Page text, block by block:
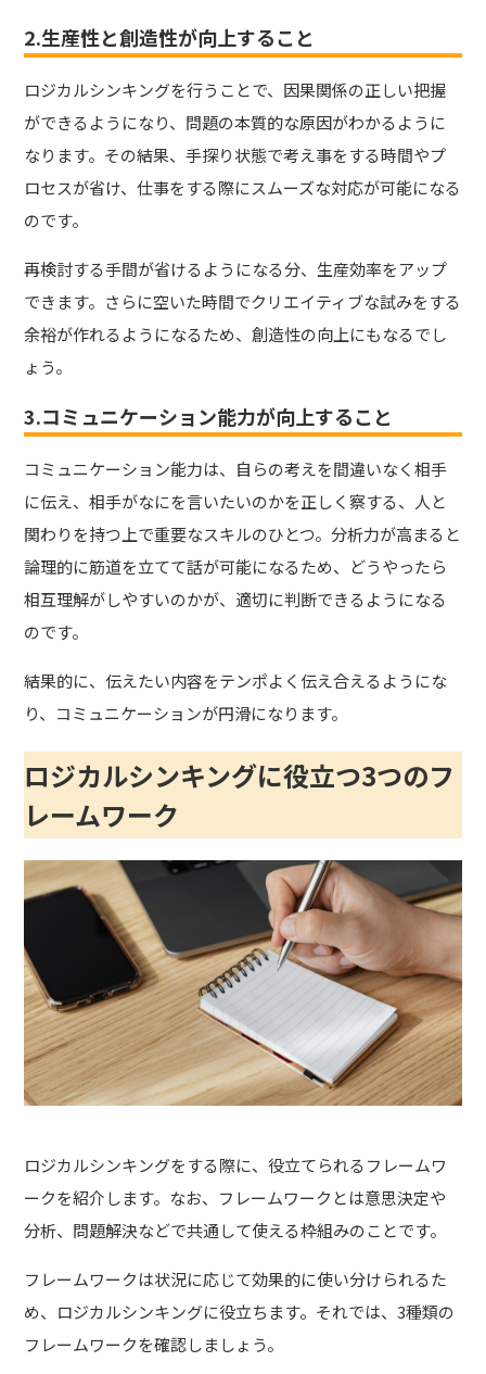
2.生産性と創造性が向上すること
ロジカルシンキングを行うことで、因果関係の正しい把握
ができるようになり、問題の本質的な原因がわかるように
なります。その結果、手探り状態で考え事をする時間やプ
ロセスが省け、仕事をする際にスムーズな対応が可能になる
のです。
再検討する手間が省けるようになる分、生産効率をアップ
できます。さらに空いた時間でクリエイティブな試みをする
余裕が作れるようになるため、創造性の向上にもなるでし
ょう。
3.コミュニケーション能力が向上すること
コミュニケーション能力は、自らの考えを間違いなく相手
に伝え、相手がなにを言いたいのかを正しく察する、人と
関わりを持つ上で重要なスキルのひとつ。分析力が高まると
論理的に筋道を立てて話が可能になるため、どうやったら
相互理解がしやすいのかが、適切に判断できるようになる
のです。
結果的に、伝えたい内容をテンポよく伝え合えるようにな
り、コミュニケーションが円滑になります。
ロジカルシンキングに役立つ3つのフ
レームワーク
ロジカルシンキングをする際に、役立てられるフレームワ
ークを紹介します。なお、フレームワークとは意思決定や
分析、問題解決などで共通して使える枠組みのことです。
フレームワークは状況に応じて効果的に使い分けられるた
め、ロジカルシンキングに役立ちます。それでは、3種類の
フレームワークを確認しましょう。